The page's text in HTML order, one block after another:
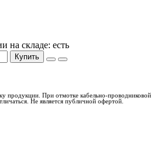
на складе: есть
Купить
продукции. При отмотке кабельно-проводниковой
Не является публичной офертой.